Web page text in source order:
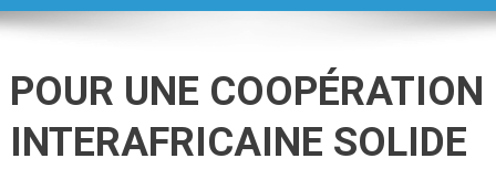
POUR UNE COOPÉRATION
INTERAFRICAINE SOLIDE